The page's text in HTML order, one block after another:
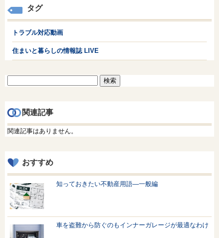
タグ
トラブル対応動画
住まいと暮らしの情報誌 LIVE
関連記事
関連記事はありません。
おすすめ
知っておきたい不動産用語—一般編
車を盗難から防ぐのもインナーガレージが最適なわけ